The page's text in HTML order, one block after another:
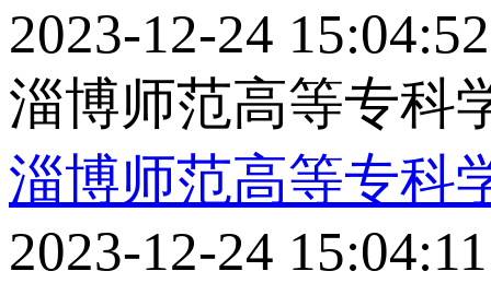
2023-12-24 15:04:52
淄博师范高等专科
淄博师范高等专科
2023-12-24 15:04:11